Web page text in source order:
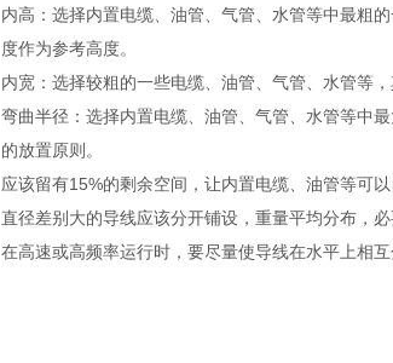
内高：选择内置电缆、油管、气管、水管等中最粗
度作为参考高度。
内宽：选择较粗的一些电缆、油管、气管、水管
弯曲半径：选择内置电缆、油管、气管、水管等中
的放置原则。
应该留有15%的剩余空间，让内置电缆、油管等
直径差别大的导线应该分开铺设，重量平均分布
在高速或高频率运行时，要尽量使导线在水平上相